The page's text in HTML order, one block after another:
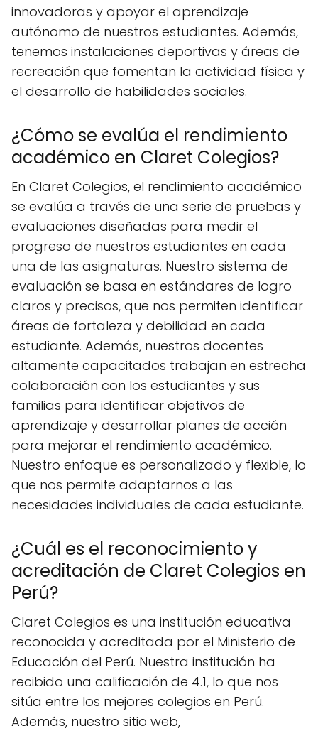
innovadoras y apoyar el aprendizaje
autónomo de nuestros estudiantes. Además,
tenemos instalaciones deportivas y áreas de
recreación que fomentan la actividad física y
el desarrollo de habilidades sociales.
¿Cómo se evalúa el rendimiento
académico en Claret Colegios?
En Claret Colegios, el rendimiento académico
se evalúa a través de una serie de pruebas y
evaluaciones diseñadas para medir el
progreso de nuestros estudiantes en cada
una de las asignaturas. Nuestro sistema de
evaluación se basa en estándares de logro
claros y precisos, que nos permiten identificar
áreas de fortaleza y debilidad en cada
estudiante. Además, nuestros docentes
altamente capacitados trabajan en estrecha
colaboración con los estudiantes y sus
familias para identificar objetivos de
aprendizaje y desarrollar planes de acción
para mejorar el rendimiento académico.
Nuestro enfoque es personalizado y flexible, lo
que nos permite adaptarnos a las
necesidades individuales de cada estudiante.
¿Cuál es el reconocimiento y
acreditación de Claret Colegios en
Perú?
Claret Colegios es una institución educativa
reconocida y acreditada por el Ministerio de
Educación del Perú. Nuestra institución ha
recibido una calificación de 4.1, lo que nos
sitúa entre los mejores colegios en Perú.
Además, nuestro sitio web,